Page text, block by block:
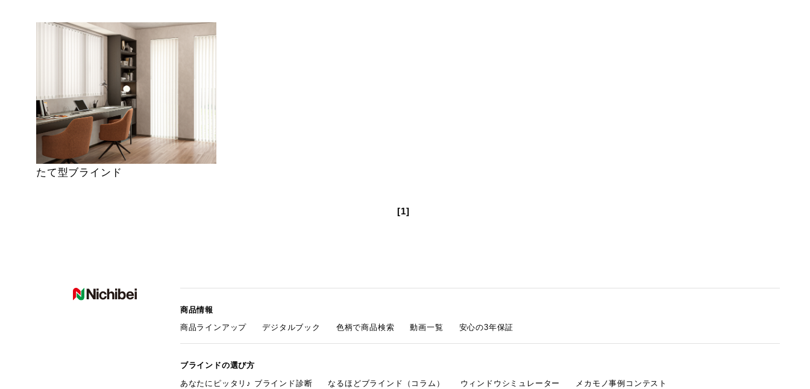
たて型ブラインド
[1]
商品情報
商品ラインアップ
デジタルブック 色柄で商品検索 動画一覧 安心の3年保証
ブラインドの選び方
あなたにピッタリ♪ ブラインド診断
なるほどブラインド（コラム） ウィンドウシミュレーター
メカモノ事例コンテスト